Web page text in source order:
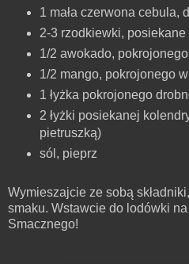
1 mała czerwona cebula,
2-3 rzodkiewki,
1/2 awokado,
1/2 mango, pokrojonego
1 łyżka pokrojonego
2 łyżki posiekanej
pietruszką)
sól, pieprz
Wymieszajcie ze sobą
smaku. Wstawcie do lodówki
Smacznego!